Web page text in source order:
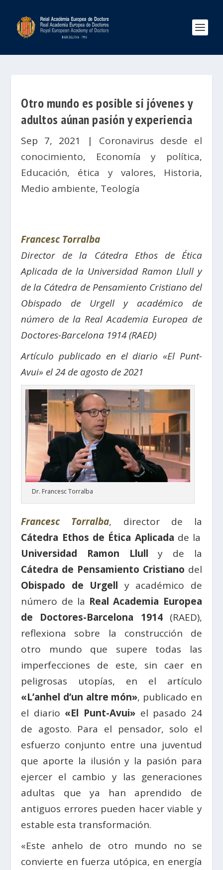
Otro mundo es posible si jóvenes y
adultos aúnan pasión y experiencia
Sep 7, 2021 | Coronavirus desde el
conocimiento, Economía y política,
Educación, ética y valores, Historia,
Medio ambiente, Teología
Francesc Torralba
Director de la Cátedra Ethos de Ética
Aplicada de la Universidad Ramon Llull y
de la Cátedra de Pensamiento Cristiano del
Obispado de Urgell y académico de
número de la Real Academia Europea de
Doctores-Barcelona 1914 (RAED)
Artículo publicado en el diario «El Punt-
Avui» el 24 de agosto de 2021
Dr. Francesc Torralba
Francesc Torralba, director de la
Cátedra Ethos de Ética Aplicada de la
Universidad Ramon Llull y de la
Cátedra de Pensamiento Cristiano del
Obispado de Urgell y académico de
número de la Real Academia Europea
de Doctores-Barcelona 1914(RAED),
reflexiona sobre la construcción de
otro mundo que supere todas las
imperfecciones de este, sin caer en
peligrosas utopías, en el artículo
«L’anhel d’un altre món», publicado en
el diario «El Punt-Avui» el pasado 24
de agosto. Para el pensador, solo el
esfuerzo conjunto entre una juventud
que aporte la ilusión y la pasión para
ejercer el cambio y las generaciones
adultas que ya han aprendido de
antiguos errores pueden hacer viable y
estable esta transformación.
«Este anhelo de otro mundo no se
convierte en fuerza utópica, en energía